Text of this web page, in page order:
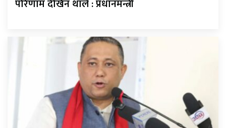
परिणाम देखिन थाले : प्रधानमन्त्री